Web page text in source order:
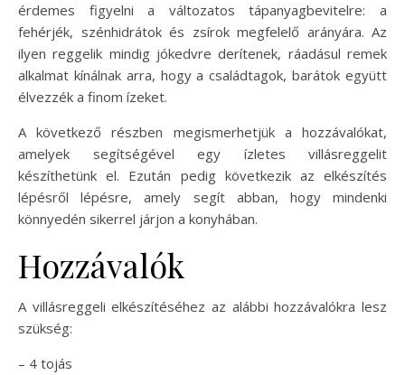
érdemes figyelni a változatos tápanyagbevitelre: a
fehérjék, szénhidrátok és zsírok megfelelő arányára. Az
ilyen reggelik mindig jókedvre derítenek, ráadásul remek
alkalmat kínálnak arra, hogy a családtagok, barátok együtt
élvezzék a finom ízeket.
A következő részben megismerhetjük a hozzávalókat,
amelyek segítségével egy ízletes villásreggelit
készíthetünk el. Ezután pedig következik az elkészítés
lépésről lépésre, amely segít abban, hogy mindenki
könnyedén sikerrel járjon a konyhában.
Hozzávalók
A villásreggeli elkészítéséhez az alábbi hozzávalókra lesz
szükség:
– 4 tojás